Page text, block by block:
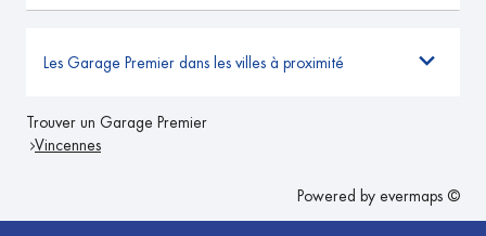
Les Garage Premier dans les villes à proximité
Trouver un Garage Premier
Vincennes
Powered by evermaps ©